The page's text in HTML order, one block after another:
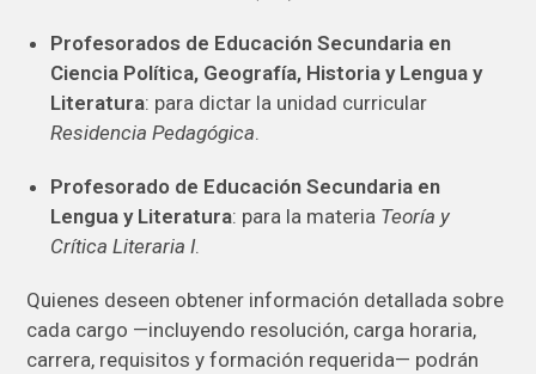
Profesorados de Educación Secundaria en
Ciencia Política, Geografía, Historia y Lengua y
Literatura: para dictar la unidad curricular
Residencia Pedagógica.
Profesorado de Educación Secundaria en
Lengua y Literatura: para la materia Teoría y
Crítica Literaria I.
Quienes deseen obtener información detallada sobre
cada cargo —incluyendo resolución, carga horaria,
carrera, requisitos y formación requerida— podrán